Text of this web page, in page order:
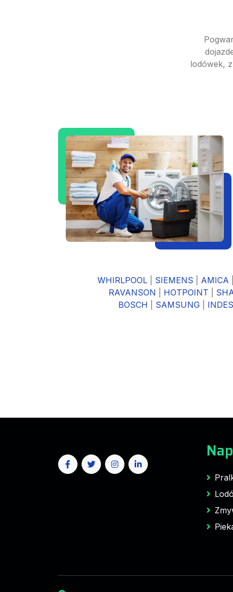
lodówek,
WHIRLPOOL SIEMENS AMICA
RAVANSON
HOTPOINT
BOSCH
SAMSUNG|